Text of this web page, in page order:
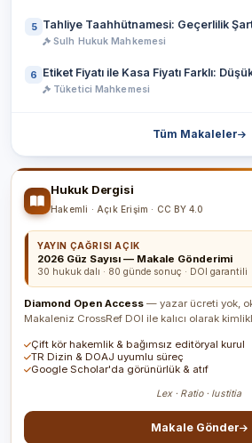
5 Tahliye Taahhütnamesi: Geçerlilik
Sulh Hukuk Mahkemesi
6 Etiket Fiyatı ile Kasa Fiyatı Farklı:
Tüketici Mahkemesi
Tüm Makaleler
Hukuk Dergisi
Hakemli · Açık Erişim · CC BY 4.0
YAYIN ÇAĞRISI AÇIK
2026 Güz Sayısı — Makale Gönderimi
30 hukuk dalı · 80 günde sonuç · DOI garantili
Diamond Open Access — yazar ücreti yok,
Makaleniz CrossRef DOI ile kalıcı olarak
Çift kör hakemlik & bağımsız editöryal kurul
TR Dizin & DOAJ uyumlu süreç
Google Scholar'da görünürlük & atıf
Lex · Ratio · Iustitia
Makale Gönder